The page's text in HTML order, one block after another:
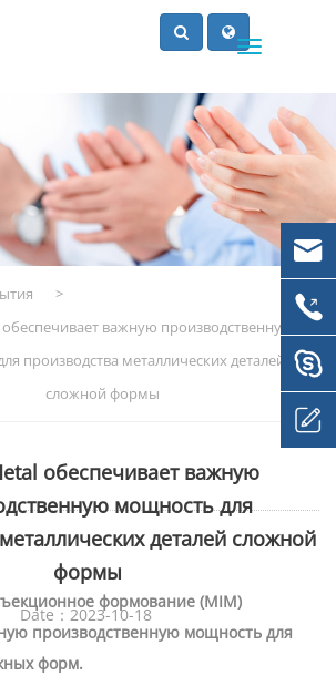
>
важную производственную
производства металлических деталей
сложной формы
обеспечивает важную
мощность для
деталей сложной
формы
Date：2023-10-18
формование (MIM)
производственную мощность для
форм.